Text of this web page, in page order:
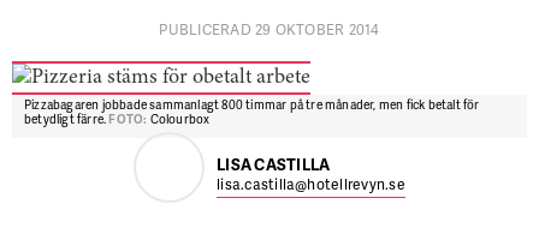
PUBLICERAD 29 OKTOBER 2014
Pizzabagaren jobbade sammanlagt 800 timmar på tre månader, men fick betalt för
betydligt färre.FOTO: Colourbox
LISA CASTILLA
lisa.castilla@hotellrevyn.se